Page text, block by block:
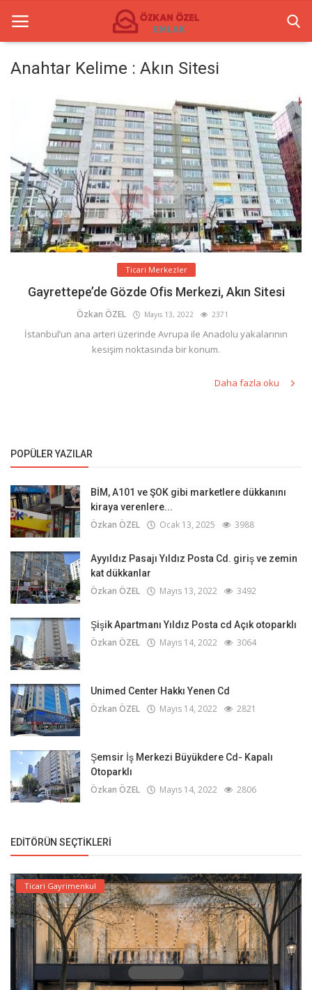
Anasayfa
Ticari Merkezler
Ticari Gayrimenkul
Türkçe
Anahtar Kelime : Akın Sitesi
Ticari Merkezler
Gayrettepe’de Gözde Ofis Merkezi, Akın Sitesi
Özkan ÖZEL Mayıs 13, 2022 2371
İstanbul’un ana arteri üzerinde Avrupa ile Anadolu yakalarının
kesişim noktasında bir konum.
Daha fazla oku
POPÜLER YAZILAR
BİM, A101 ve ŞOK gibi marketlere dükkanını
kiraya verenlere...
Özkan ÖZEL Ocak 13, 2025 3988
Ayyıldız Pasajı Yıldız Posta Cd. giriş ve zemin
kat dükkanlar
Özkan ÖZEL Mayıs 13, 2022 3492
Şişik Apartmanı Yıldız Posta cd Açık otoparklı
Özkan ÖZEL Mayıs 14, 2022 3064
Unimed Center Hakkı Yenen Cd
Özkan ÖZEL Mayıs 14, 2022 2821
Şemsir İş Merkezi Büyükdere Cd- Kapalı
Otoparklı
Özkan ÖZEL Mayıs 14, 2022 2806
EDITÖRÜN SEÇTIKLERI
Ticari Gayrimenkul